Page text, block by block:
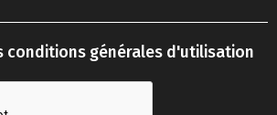
conditions générales d'utilisation